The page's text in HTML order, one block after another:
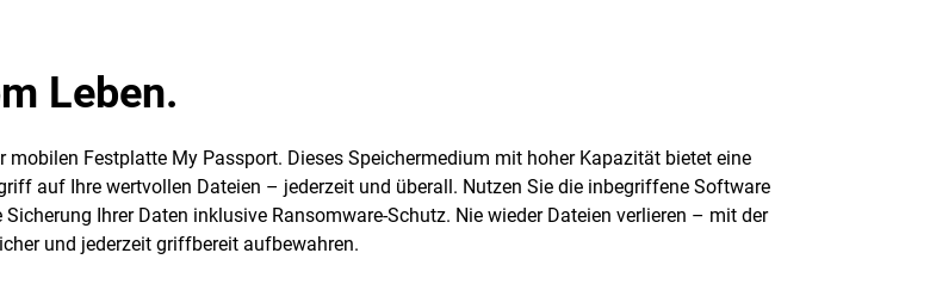
Leben.
Festplatte My Passport. Dieses Speichermedium mit hoher Kapazität bietet eine
auf Ihre wertvollen Dateien – jederzeit und überall. Nutzen Sie die inbegriffene Software
Ihrer Daten inklusive Ransomware-Schutz. Nie wieder Dateien verlieren – mit der
und jederzeit griffbereit aufbewahren.